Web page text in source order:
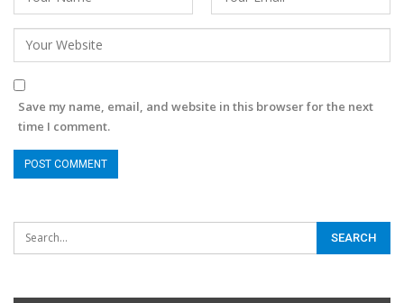
Save my name, email, and website in this browser for the next
time I comment.